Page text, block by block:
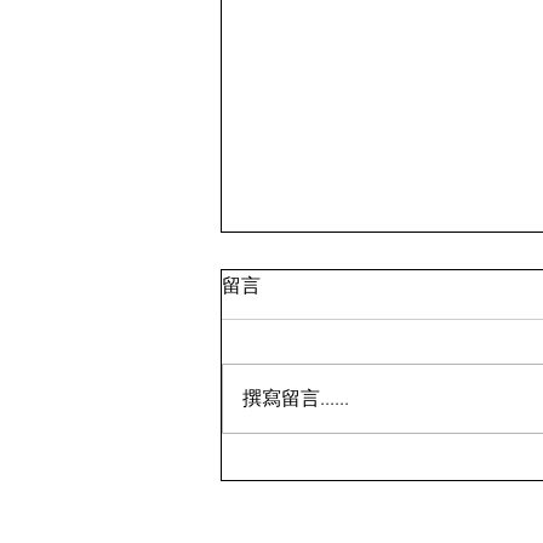
留言
撰寫留言......